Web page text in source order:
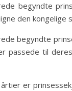
begyndte
den
begyndte
passede til
er